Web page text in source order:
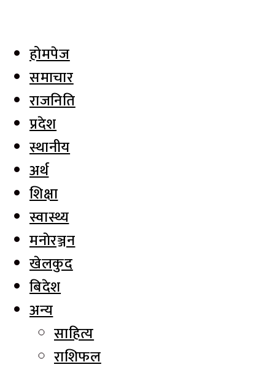
होमपेज
समाचार
राजनिति
प्रदेश
स्थानीय
अर्थ
शिक्षा
स्वास्थ्य
मनाेरञ्जन
खेलकुद
बिदेश
अन्य
साहित्य
राशिफल